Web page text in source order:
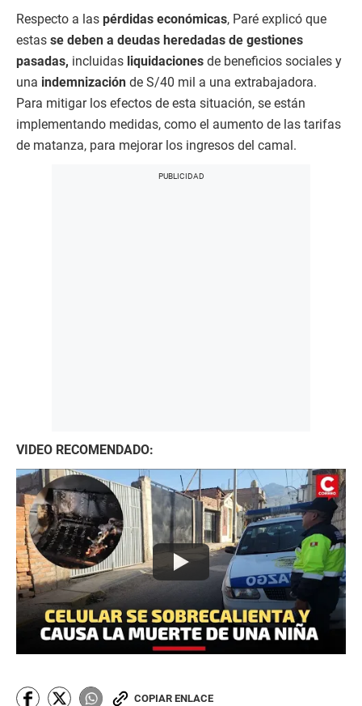
Respecto a las pérdidas económicas, Paré explicó que
estas se deben a deudas heredadas de gestiones
pasadas, incluidas liquidaciones de beneficios sociales y
una indemnización de S/40 mil a una extrabajadora.
Para mitigar los efectos de esta situación, se están
implementando medidas, como el aumento de las tarifas
de matanza, para mejorar los ingresos del camal.
VIDEO RECOMENDADO:
COPIAR ENLACE